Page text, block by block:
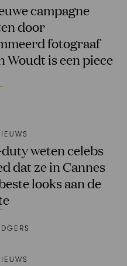
campagne
door
fotograaf
Woudt is een piece
weten celebs
dat ze in Cannes
looks aan de